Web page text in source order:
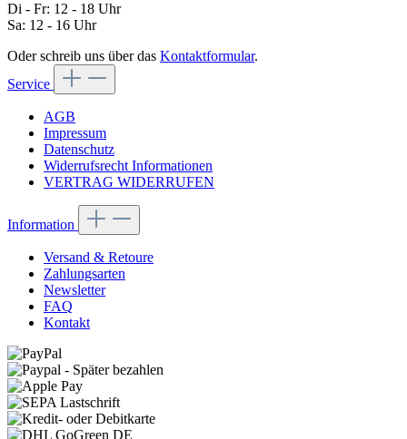
Di - Fr: 12 - 18 Uhr
Sa: 12 - 16 Uhr
Oder schreib uns über das Kontaktformular.
Service
AGB
Impressum
Datenschutz
Widerrufsrecht Informationen
VERTRAG WIDERRUFEN
Information
Versand & Retoure
Zahlungsarten
Newsletter
FAQ
Kontakt